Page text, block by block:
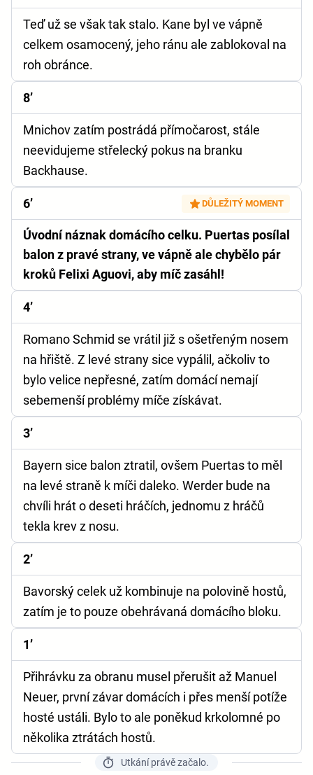
Teď už se však tak stalo. Kane byl ve vápně
celkem osamocený, jeho ránu ale zablokoval na
roh obránce.
8’
Mnichov zatím postrádá přímočarost, stále
neevidujeme střelecký pokus na branku
Backhause.
6’ DŮLEŽITÝ MOMENT
Úvodní náznak domácího celku. Puertas posílal
balon z pravé strany, ve vápně ale chybělo pár
kroků Felixi Aguovi, aby míč zasáhl!
4’
Romano Schmid se vrátil již s ošetřeným nosem
na hřiště. Z levé strany sice vypálil, ačkoliv to
bylo velice nepřesné, zatím domácí nemají
sebemenší problémy míče získávat.
3’
Bayern sice balon ztratil, ovšem Puertas to měl
na levé straně k míči daleko. Werder bude na
chvíli hrát o deseti hráčích, jednomu z hráčů
tekla krev z nosu.
2’
Bavorský celek už kombinuje na polovině hostů,
zatím je to pouze obehrávaná domácího bloku.
1’
Přihrávku za obranu musel přerušit až Manuel
Neuer, první závar domácích i přes menší potíže
hosté ustáli. Bylo to ale poněkud krkolomné po
několika ztrátách hostů.
Utkání právě začalo.